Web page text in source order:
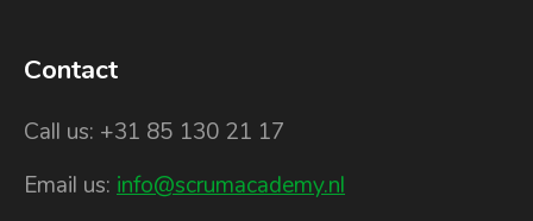
Contact
Call us: +31 85 130 21 17
Email us: info@scrumacademy.nl